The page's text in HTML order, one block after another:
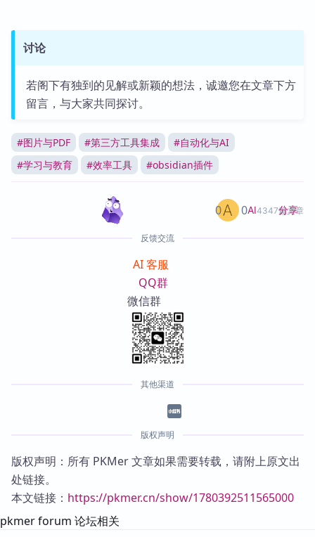
讨论
若阁下有独到的见解或新颖的想法，诚邀您在文章下方
留言，与大家共同探讨。
#图片与PDF #第三方工具集成 #自动化与AI
#学习与教育 #效率工具 #obsidian插件
AI4347篇文章
0 0 分享
反馈交流
AI 客服
QQ群
微信群
其他渠道
版权声明
版权声明：所有 PKMer 文章如果需要转载，请附上原文出
处链接。
本文链接： https://pkmer.cn/show/1780392511565000
pkmer forum 论坛相关